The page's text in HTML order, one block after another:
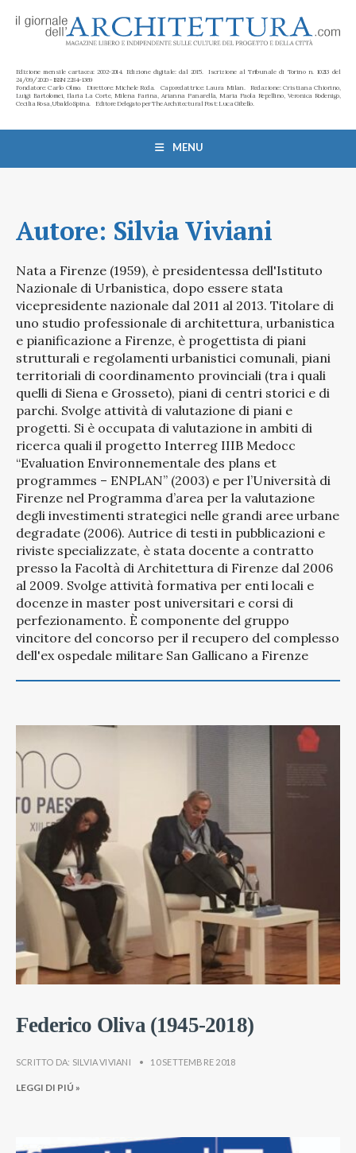
Edizione mensile cartacea: 2002-2014. Edizione digitale: dal 2015. Iscrizione al Tribunale di Torino n. 10213 del
24/09/2020 - ISSN 2284-1369
Fondatore: Carlo Olmo. Direttore: Michele Roda. Caporedattrice: Laura Milan. Redazione: Cristiana Chiorino,
Luigi Bartolomei, Ilaria La Corte, Milena Farina, Arianna Panarella, Maria Paola Repellino, Veronica Rodenigo,
Cecilia Rosa, Ubaldo Spina. Editore Delegato per The Architectural Post: Luca Gibello.
MENU
Autore: Silvia Viviani
Nata a Firenze (1959), è presidentessa dell'Istituto
Nazionale di Urbanistica, dopo essere stata
vicepresidente nazionale dal 2011 al 2013. Titolare di
uno studio professionale di architettura, urbanistica
e pianificazione a Firenze, è progettista di piani
strutturali e regolamenti urbanistici comunali, piani
territoriali di coordinamento provinciali (tra i quali
quelli di Siena e Grosseto), piani di centri storici e di
parchi. Svolge attività di valutazione di piani e
progetti. Si è occupata di valutazione in ambiti di
ricerca quali il progetto Interreg IIIB Medocc
“Evaluation Environnementale des plans et
programmes – ENPLAN” (2003) e per l’Università di
Firenze nel Programma d’area per la valutazione
degli investimenti strategici nelle grandi aree urbane
degradate (2006). Autrice di testi in pubblicazioni e
riviste specializzate, è stata docente a contratto
presso la Facoltà di Architettura di Firenze dal 2006
al 2009. Svolge attività formativa per enti locali e
docenze in master post universitari e corsi di
perfezionamento. È componente del gruppo
vincitore del concorso per il recupero del complesso
dell'ex ospedale militare San Gallicano a Firenze
Federico Oliva (1945-2018)
SCRITTO DA: SILVIA VIVIANI • 10 SETTEMBRE 2018
LEGGI DI PIÚ »